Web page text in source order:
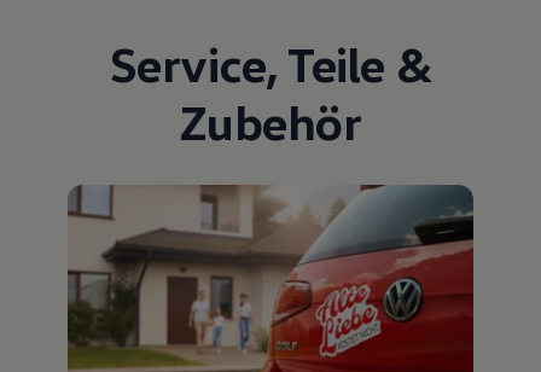
Service, Teile &
Zubehör